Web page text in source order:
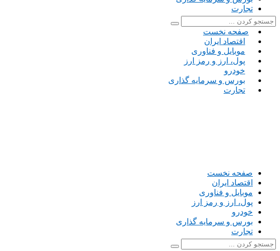
تجارت
صفحه نخست
اقتصاد ایران
موبایل و فناوری
پول، ارز و رمز ارز
خودرو
بورس و سرمایه گذاری
تجارت
صفحه نخست
اقتصاد ایران
موبایل و فناوری
پول، ارز و رمز ارز
خودرو
بورس و سرمایه گذاری
تجارت